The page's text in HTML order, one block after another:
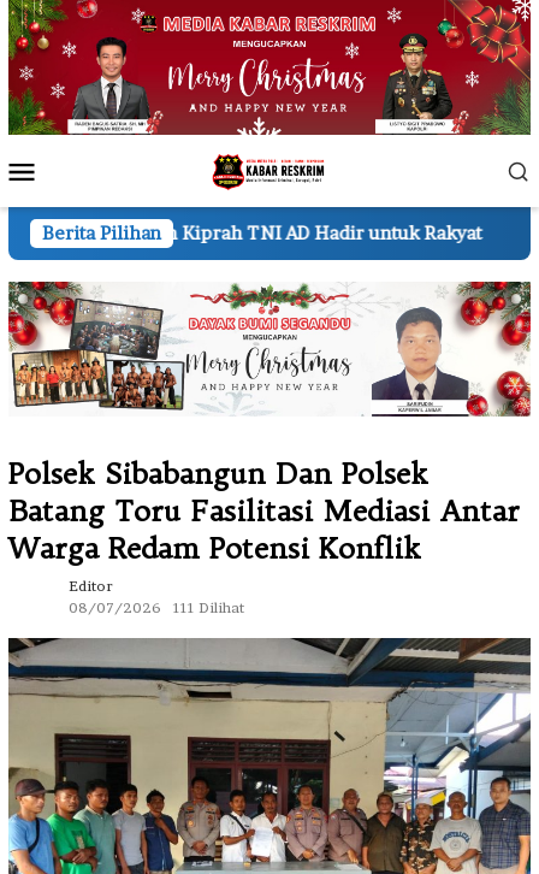
Loncat
ke
konten
Mobile
Berita Pilihan
TNI AD Hadir untuk Rakyat PW FRN DPC
Polsek Sibabangun Dan Polsek
Batang Toru Fasilitasi Mediasi Antar
Warga Redam Potensi Konflik
Editor
08/07/2026
111 Dilihat